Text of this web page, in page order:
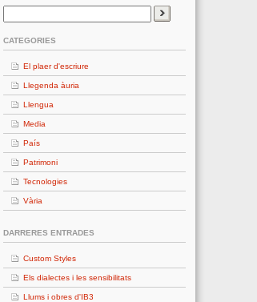
CATEGORIES
El plaer d'escriure
Llegenda àuria
Llengua
Media
País
Patrimoni
Tecnologies
Vària
DARRERES ENTRADES
Custom Styles
Els dialectes i les sensibilitats
Llums i obres d'IB3